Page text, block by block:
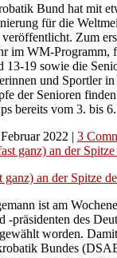
Bund hat mit
für die
Zum
im WM-Programm,
13-19 sowie die
und Sportler
der Senioren
bereits vom 3. bis
2022 | 3
an der Spitze
ist am
-präsidenten des
worden.
Bundes